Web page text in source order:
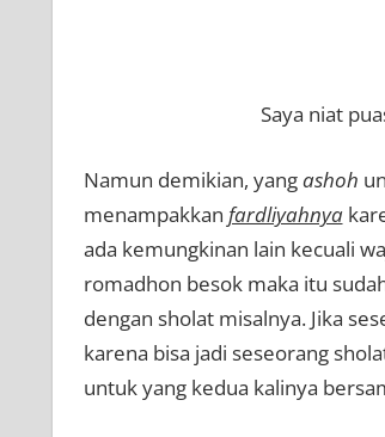
Saya niat
Namun demikian, yangashoh
menampakkan fardliyahnya
ada kemungkinan lain kecuali
romadhon besok maka itu
dengan sholat misalnya. Jika
karena bisa jadi seseorang
untuk yang kedua kalinya